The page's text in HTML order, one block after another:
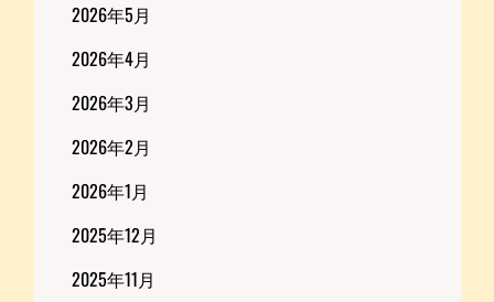
2026年5月
2026年4月
2026年3月
2026年2月
2026年1月
2025年12月
2025年11月